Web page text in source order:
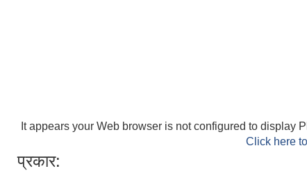
It appears your Web browser is not configured to display
Click here
प्रकार: